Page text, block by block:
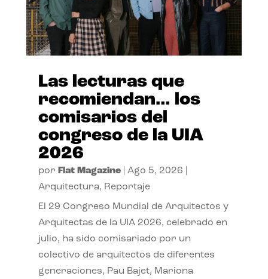
Las lecturas que
recomiendan… los
comisarios del
congreso de la UIA
2026
por Flat Magazine| Ago 5, 2026
Arquitectura, Reportaje
El 29 Congreso Mundial de Arquitectos y
Arquitectas de la UIA 2026, celebrado en
julio, ha sido comisariado por un
colectivo de arquitectos de diferentes
generaciones, Pau Bajet, Mariona